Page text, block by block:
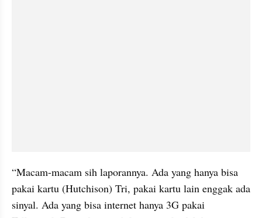
“Macam-macam sih laporannya. Ada yang hanya bisa
pakai kartu (Hutchison) Tri, pakai kartu lain enggak ada
sinyal. Ada yang bisa internet hanya 3G pakai